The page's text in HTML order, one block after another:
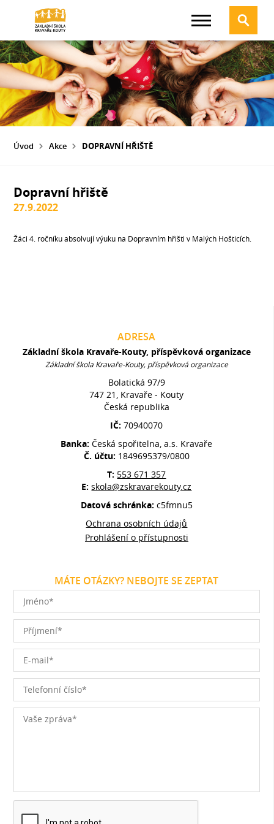
Úvod Akce DOPRAVNÍ HŘIŠTĚ
Dopravní hřiště
27.9.2022
Žáci 4. ročníku absolvují výuku na Dopravním hřišti v Malých Hošticích.
ADRESA
Základní škola Kravaře-Kouty, příspěvková organizace
Základní škola Kravaře-Kouty, příspěvková organizace
Bolatická 97/9
747 21, Kravaře - Kouty
Česká republika
IČ:70940070
Banka:Česká spořitelna, a.s. Kravaře
Č. účtu: 1849695379/0800
T: 553 671 357
E:skola@zskravarekouty.cz
Datová schránka: c5fmnu5
Ochrana osobních údajů
Prohlášení o přístupnosti
MÁTE OTÁZKY? NEBOJTE SE ZEPTAT